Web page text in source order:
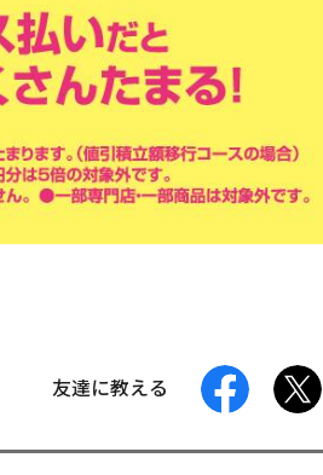
友達に教える facebook